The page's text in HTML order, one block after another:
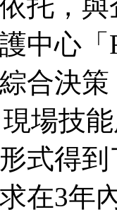
中心
合決
現場技
式得
在3年